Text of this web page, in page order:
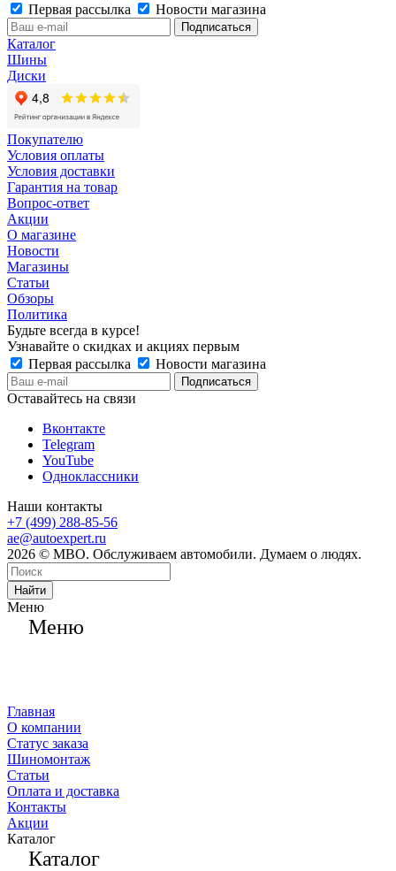
Первая рассылка
Новости магазина
Каталог
Шины
Диски
Покупателю
Условия оплаты
Условия доставки
Гарантия на товар
Вопрос-ответ
Акции
О магазине
Новости
Магазины
Статьи
Обзоры
Политика
Будьте всегда в курсе!
Узнавайте о скидках и акциях первым
Первая рассылка
Новости магазина
Оставайтесь на связи
Вконтакте
Telegram
YouTube
Одноклассники
Наши контакты
+7 (499) 288-85-56
ae@autoexpert.ru
2026 © МВО. Обслуживаем автомобили. Думаем о людях.
Найти
Меню
Меню
Главная
О компании
Статус заказа
Шиномонтаж
Статьи
Оплата и доставка
Контакты
Акции
Каталог
Каталог